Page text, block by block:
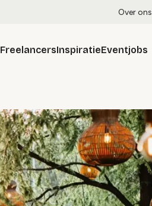
Over ons
FreelancersInspiratieEventjobs